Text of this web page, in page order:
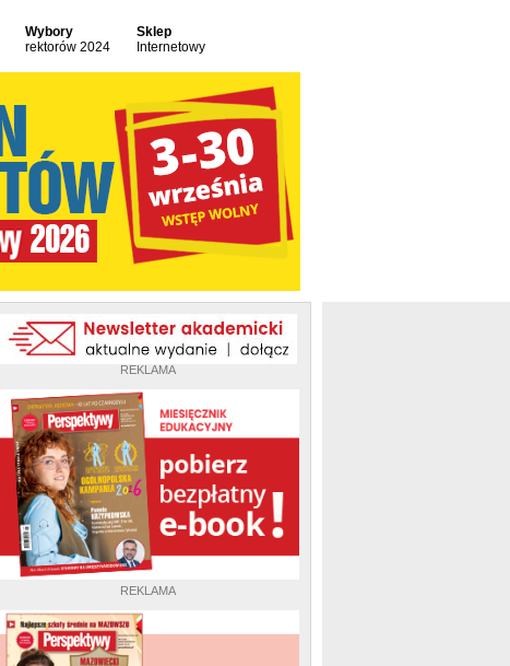
Wybory
rektorów 2024
Sklep
Internetowy
REKLAMA
REKLAMA